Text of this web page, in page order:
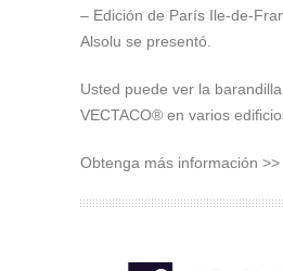
– Edición de París Ile-de-
Alsolu se presentó.
Usted puede ver la
VECTACO® en varios
Obtenga más información >>